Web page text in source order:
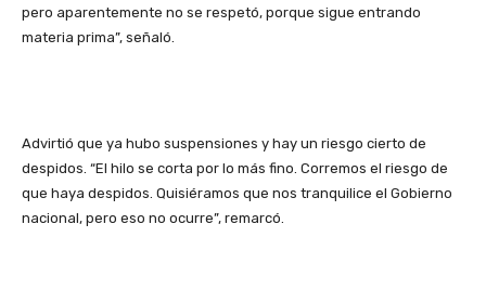
pero aparentemente no se respetó, porque sigue entrando
materia prima”, señaló.
Advirtió que ya hubo suspensiones y hay un riesgo cierto de
despidos. “El hilo se corta por lo más fino. Corremos el riesgo de
que haya despidos. Quisiéramos que nos tranquilice el Gobierno
nacional, pero eso no ocurre”, remarcó.